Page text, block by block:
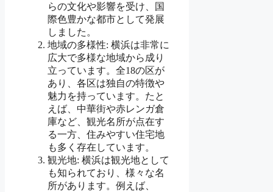
らの文化や影響を受け、国
際色豊かな都市として発展
しました。
地域の多様性: 横浜は非常に
広大で多様な地域から成り
立っています。全18の区が
あり、各区は独自の特徴や
魅力を持っています。たと
えば、中華街や赤レンガ倉
庫など、観光名所が点在す
る一方、住みやすい住宅地
も多く存在しています。
観光地: 横浜は観光地として
も知られており、様々な名
所があります。例えば、